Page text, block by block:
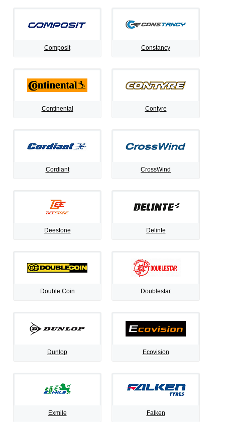
Composit Constancy
Continental Contyre
Cordiant CrossWind
Deestone Delinte
Double Coin Doublestar
Dunlop Ecovision
Exmile Falken